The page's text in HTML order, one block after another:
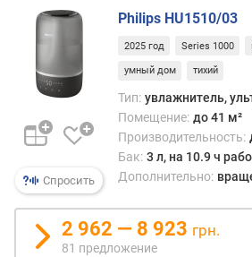
м
т
д
о
р
о
и
х
к
д
Спросить
Philips HU1510/03
2025 год Series 1000
умный дом тихий
Тип: увлажнитель,
Помещение: до 41 м²
Производительность:
Бак: 3 л, на 10.9 ч
Дополнительно:
2 962 — 8 923 грн.
81 предложение